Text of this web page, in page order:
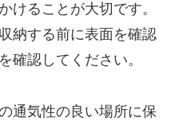
けることが大切です。
納する前に表面を確認
確認してください。
通気性の良い場所に保